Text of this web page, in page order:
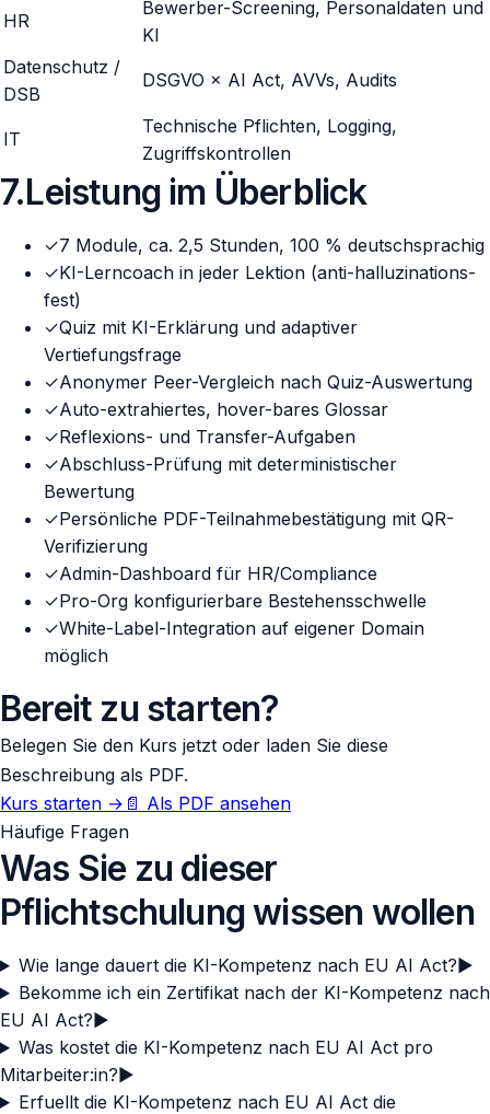
HR
Bewerber-Screening, Personaldaten und
KI
Datenschutz /
DSB
DSGVO × AI Act, AVVs, Audits
IT
Technische Pflichten, Logging,
Zugriffskontrollen
7.Leistung im Überblick
✓7 Module, ca. 2,5 Stunden, 100 % deutschsprachig
✓KI-Lerncoach in jeder Lektion (anti-halluzinations-
fest)
✓Quiz mit KI-Erklärung und adaptiver
Vertiefungsfrage
✓Anonymer Peer-Vergleich nach Quiz-Auswertung
✓Auto-extrahiertes, hover-bares Glossar
✓Reflexions- und Transfer-Aufgaben
✓Abschluss-Prüfung mit deterministischer
Bewertung
✓Persönliche PDF-Teilnahmebestätigung mit QR-
Verifizierung
✓Admin-Dashboard für HR/Compliance
✓Pro-Org konfigurierbare Bestehensschwelle
✓White-Label-Integration auf eigener Domain
möglich
Bereit zu starten?
Belegen Sie den Kurs jetzt oder laden Sie diese
Beschreibung als PDF.
Kurs starten → 📄 Als PDF ansehen
Häufige Fragen
Was Sie zu dieser
Pflichtschulung wissen wollen
Wie lange dauert die KI-Kompetenz nach EU AI Act?▶
Bekomme ich ein Zertifikat nach der KI-Kompetenz nach
EU AI Act?▶
Was kostet die KI-Kompetenz nach EU AI Act pro
Mitarbeiter:in?▶
Erfuellt die KI-Kompetenz nach EU AI Act die